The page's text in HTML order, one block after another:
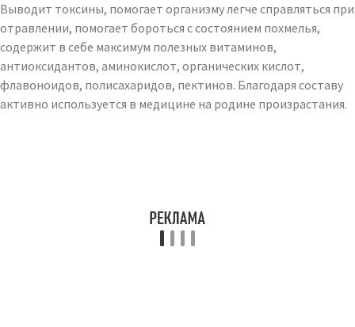
Выводит токсины, помогает организму легче справляться при
отравлении, помогает бороться с состоянием похмелья,
содержит в себе максимум полезных витаминов,
антиоксидантов, аминокислот, органических кислот,
флавоноидов, полисахаридов, пектинов. Благодаря составу
активно используется в медицине на родине произрастания.